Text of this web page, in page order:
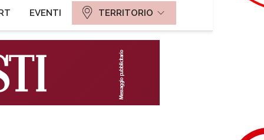
EVENTI TERRITORIO